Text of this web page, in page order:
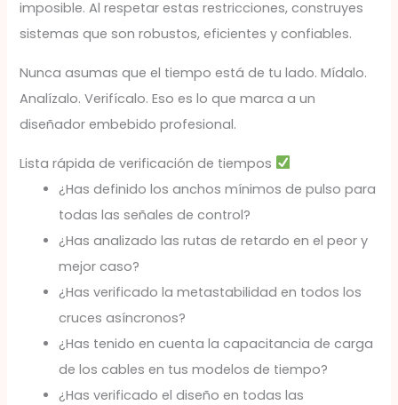
imposible. Al respetar estas restricciones, construyes
sistemas que son robustos, eficientes y confiables.
Nunca asumas que el tiempo está de tu lado. Mídalo.
Analízalo. Verifícalo. Eso es lo que marca a un
diseñador embebido profesional.
Lista rápida de verificación de tiempos
¿Has definido los anchos mínimos de pulso para
todas las señales de control?
¿Has analizado las rutas de retardo en el peor y
mejor caso?
¿Has verificado la metastabilidad en todos los
cruces asíncronos?
¿Has tenido en cuenta la capacitancia de carga
de los cables en tus modelos de tiempo?
¿Has verificado el diseño en todas las